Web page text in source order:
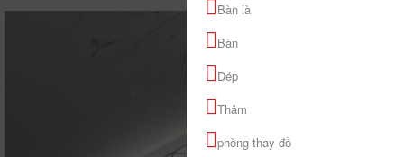
Bàn là
Bàn
Dép
Thảm
phòng thay đồ